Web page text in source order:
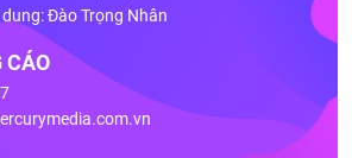
Đào Trọng Nhân
CÁO